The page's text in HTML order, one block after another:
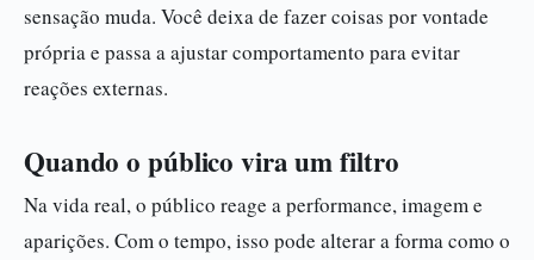
sensação muda. Você deixa de fazer coisas por vontade
própria e passa a ajustar comportamento para evitar
reações externas.
Quando o público vira um filtro
Na vida real, o público reage a performance, imagem e
aparições. Com o tempo, isso pode alterar a forma como o